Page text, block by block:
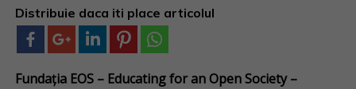
Distribuie daca iti place articolul
Fundația EOS – Educating for an Open Society –